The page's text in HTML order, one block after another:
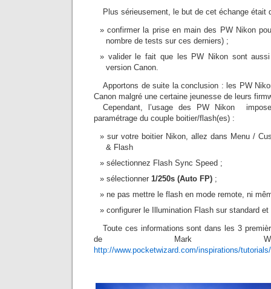
Plus sérieusement, le but de cet échange était
confirmer la prise en main des PW Nikon
nombre de tests sur ces derniers) ;
valider le fait que les PW Nikon sont
version Canon.
Apportons de suite la conclusion : les PW
Canon malgré une certaine jeunesse de leurs
Cependant, l’usage des PW Nikon
paramétrage du couple boitier/flash(es) :
sur votre boitier Nikon, allez dans Menu /
& Flash
sélectionnez Flash Sync Speed ;
sélectionner 1/250s (Auto FP) ;
ne pas mettre le flash en mode remote, ni
configurer le Illumination Flash sur standard
Toute ces informations sont dans les 3
de Mark
http://www.pocketwizard.com/inspirations/